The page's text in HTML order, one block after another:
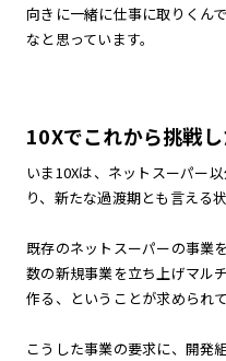
向きに一緒に仕事に取りくん
なと思っています。
10Xでこれから挑戦
いま10Xは、ネットスーパー
り、新たな過渡期とも言える状
既存のネットスーパーの事業
数の新規事業を立ち上げマル
作る、ということが求められて
こうした事業の要求に、開発